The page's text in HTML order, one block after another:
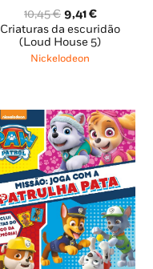
10,45€ O
preço
original
era:
9,41€O
preço
atual
Criaturas da escuridão
(Loud House 5)
Nickelodeon